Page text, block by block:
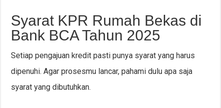
Syarat KPR Rumah Bekas di
Bank BCA Tahun 2025
Setiap pengajuan kredit pasti punya syarat yang harus
dipenuhi. Agar prosesmu lancar, pahami dulu apa saja
syarat yang dibutuhkan.